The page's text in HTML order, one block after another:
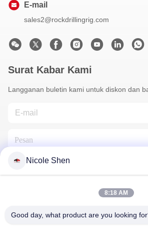
E-mail
sales2@rockdrillingrig.com
Surat Kabar Kami
Langganan buletin kami untuk diskon dan
Nicole Shen
8:18 AM
Good day, what product are you looking